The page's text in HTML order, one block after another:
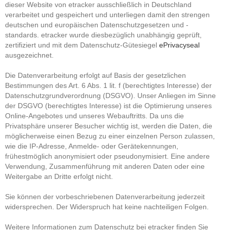
dieser Website von etracker ausschließlich in Deutschland
verarbeitet und gespeichert und unterliegen damit den strengen
deutschen und europäischen Datenschutzgesetzen und -
standards. etracker wurde diesbezüglich unabhängig geprüft,
zertifiziert und mit dem Datenschutz-Gütesiegel ePrivacyseal
ausgezeichnet.
Die Datenverarbeitung erfolgt auf Basis der gesetzlichen
Bestimmungen des Art. 6 Abs. 1 lit. f (berechtigtes Interesse) der
Datenschutzgrundverordnung (DSGVO). Unser Anliegen im Sinne
der DSGVO (berechtigtes Interesse) ist die Optimierung unseres
Online-Angebotes und unseres Webauftritts. Da uns die
Privatsphäre unserer Besucher wichtig ist, werden die Daten, die
möglicherweise einen Bezug zu einer einzelnen Person zulassen,
wie die IP-Adresse, Anmelde- oder Gerätekennungen,
frühestmöglich anonymisiert oder pseudonymisiert. Eine andere
Verwendung, Zusammenführung mit anderen Daten oder eine
Weitergabe an Dritte erfolgt nicht.
Sie können der vorbeschriebenen Datenverarbeitung jederzeit
widersprechen. Der Widerspruch hat keine nachteiligen Folgen.
Weitere Informationen zum Datenschutz bei etracker finden Sie